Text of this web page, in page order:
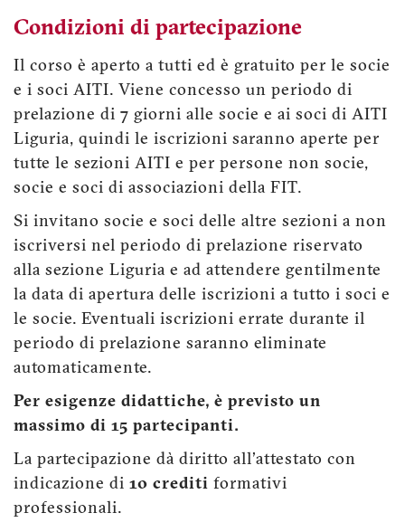
Condizioni di partecipazione
Il corso è aperto a tutti ed è gratuito per le socie
e i soci AITI. Viene concesso un periodo di
prelazione di 7 giorni alle socie e ai soci di AITI
Liguria, quindi le iscrizioni saranno aperte per
tutte le sezioni AITI e per persone non socie,
socie e soci di associazioni della FIT.
Si invitano socie e soci delle altre sezioni a non
iscriversi nel periodo di prelazione riservato
alla sezione Liguria e ad attendere gentilmente
la data di apertura delle iscrizioni a tutto i soci e
le socie. Eventuali iscrizioni errate durante il
periodo di prelazione saranno eliminate
automaticamente.
Per esigenze didattiche, è previsto un
massimo di 15 partecipanti.
La partecipazione dà diritto all'attestato con
indicazione di 10 crediti formativi
professionali.